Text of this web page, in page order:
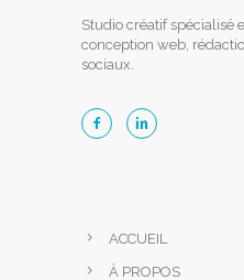
Studio créatif spécialisé
conception web,
sociaux.
ACCUEIL
À PROPOS